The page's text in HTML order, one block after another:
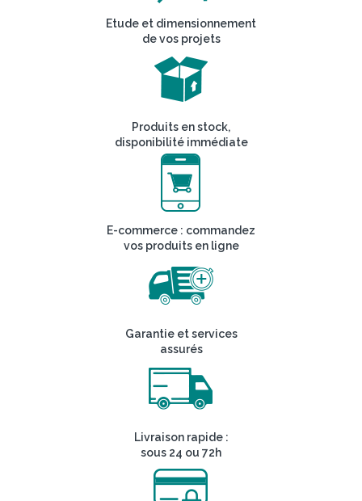
Etude et dimensionnement
de vos projets
Produits en stock,
disponibilité immédiate
E-commerce : commandez
vos produits en ligne
Garantie et services
assurés
Livraison rapide :
sous 24 ou 72h